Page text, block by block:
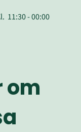
Tid
11:30‐till
00:00
om